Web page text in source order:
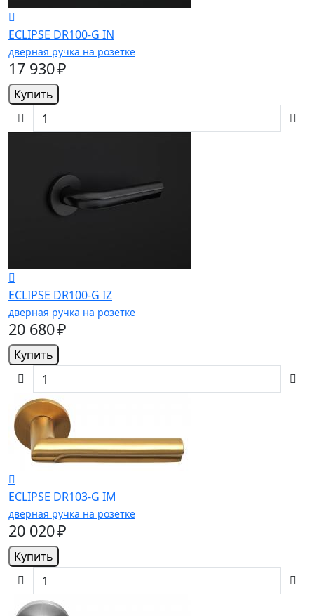
ECLIPSE DR100-G IN
дверная ручка на розетке
17 930 ₽
Купить
ECLIPSE DR100-G IZ
дверная ручка на розетке
20 680 ₽
Купить
ECLIPSE DR103-G IM
дверная ручка на розетке
20 020 ₽
Купить